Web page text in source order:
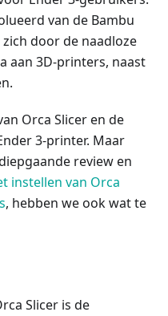
van de Bambu
door de naadloze
aan 3D-printers, naast
Orca Slicer en de
3-printer. Maar
review en
instellen van Orca
, hebben we ook wat te
Slicer is de